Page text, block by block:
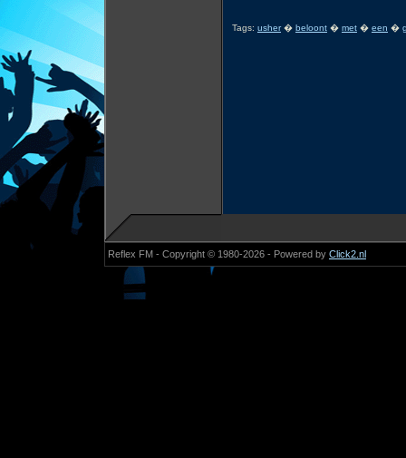
Tags: usher� beloont � met � een �
Reflex FM - Copyright © 1980-2026 - Powered by Click2.nl